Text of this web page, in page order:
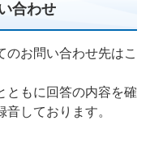
合わせ
のお問い合わせ先はこ
ともに回答の内容を確
しております。